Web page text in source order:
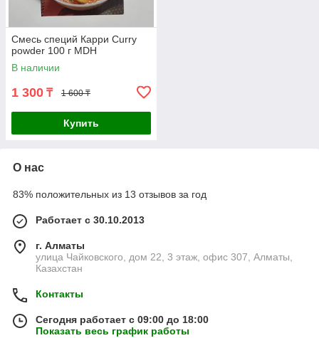
Смесь специй Карри Curry
powder 100 г MDH
В наличии
1 300 ₸ 1 600 ₸
Купить
О нас
83% положительных из 13 отзывов за год
Работает с 30.10.2013
г. Алматы
улица Чайковского, дом 22, 3 этаж, офис 307, Алматы,
Казахстан
Контакты
Сегодня работает с 09:00 до 18:00
Показать весь график работы